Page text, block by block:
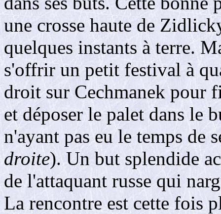
une crosse haute de
quelques instants à terre.
s'offrir un petit festival à
droit sur Cechmanek pour
et déposer le palet dans le
n'ayant pas eu le temps de
droite). Un but splendide
de l'attaquant russe qui
La rencontre est cette fois